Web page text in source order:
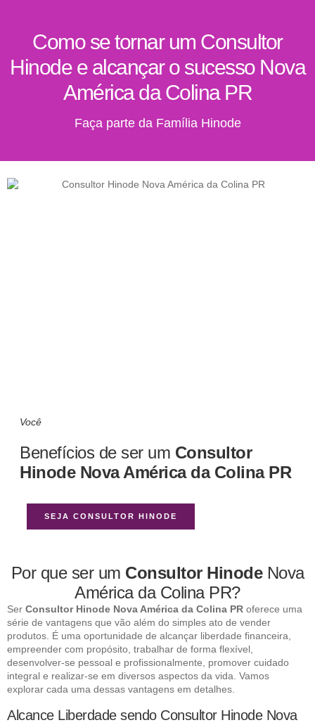
Como se tornar um Consultor
Hinode e alcançar o sucesso Nova
América da Colina PR
Faça parte da Família Hinode
Você
Benefícios de ser um Consultor
Hinode Nova América da Colina PR
SEJA CONSULTOR HINODE
Por que ser um Consultor HinodeNova
América da Colina PR?
Ser Consultor Hinode Nova América da Colina PR oferece uma
série de vantagens que vão além do simples ato de vender
produtos. É uma oportunidade de alcançar liberdade financeira,
empreender com propósito, trabalhar de forma flexível,
desenvolver-se pessoal e profissionalmente, promover cuidado
integral e realizar-se em diversos aspectos da vida. Vamos
explorar cada uma dessas vantagens em detalhes.
Alcance Liberdade sendo Consultor Hinode Nova